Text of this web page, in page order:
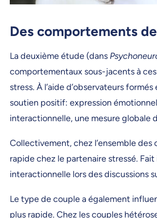
Des comportements
La deuxième étude (dans
comportementaux sous-jacents à
stress. À l’aide d’observateurs
soutien positif: expression
interactionnelle, une mesure globale
Collectivement, chez l’ensemble
rapide chez le partenaire stressé.
interactionnelle lors des discussions
Le type de couple a également
plus rapide. Chez les couples